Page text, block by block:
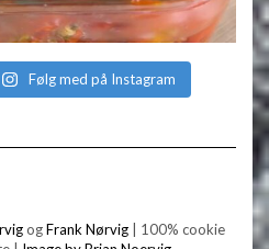
Følg med på Instagram
ogFrank Nørvig | 100% cookie